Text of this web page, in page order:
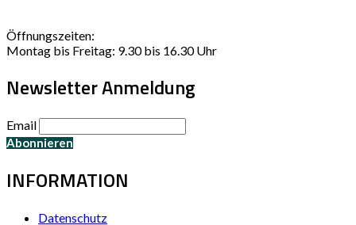
Öffnungszeiten:
Montag bis Freitag: 9.30 bis 16.30 Uhr
Newsletter Anmeldung
Email
INFORMATION
Datenschutz